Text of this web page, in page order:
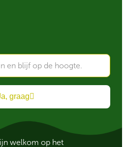
graag
welkom op het